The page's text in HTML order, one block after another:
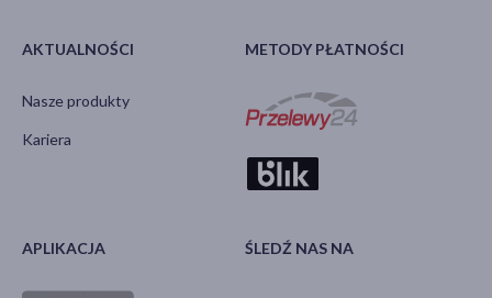
AKTUALNOŚCI
Nasze produkty
Kariera
METODY PŁATNOŚCI
APLIKACJA ŚLEDŹ NAS NA